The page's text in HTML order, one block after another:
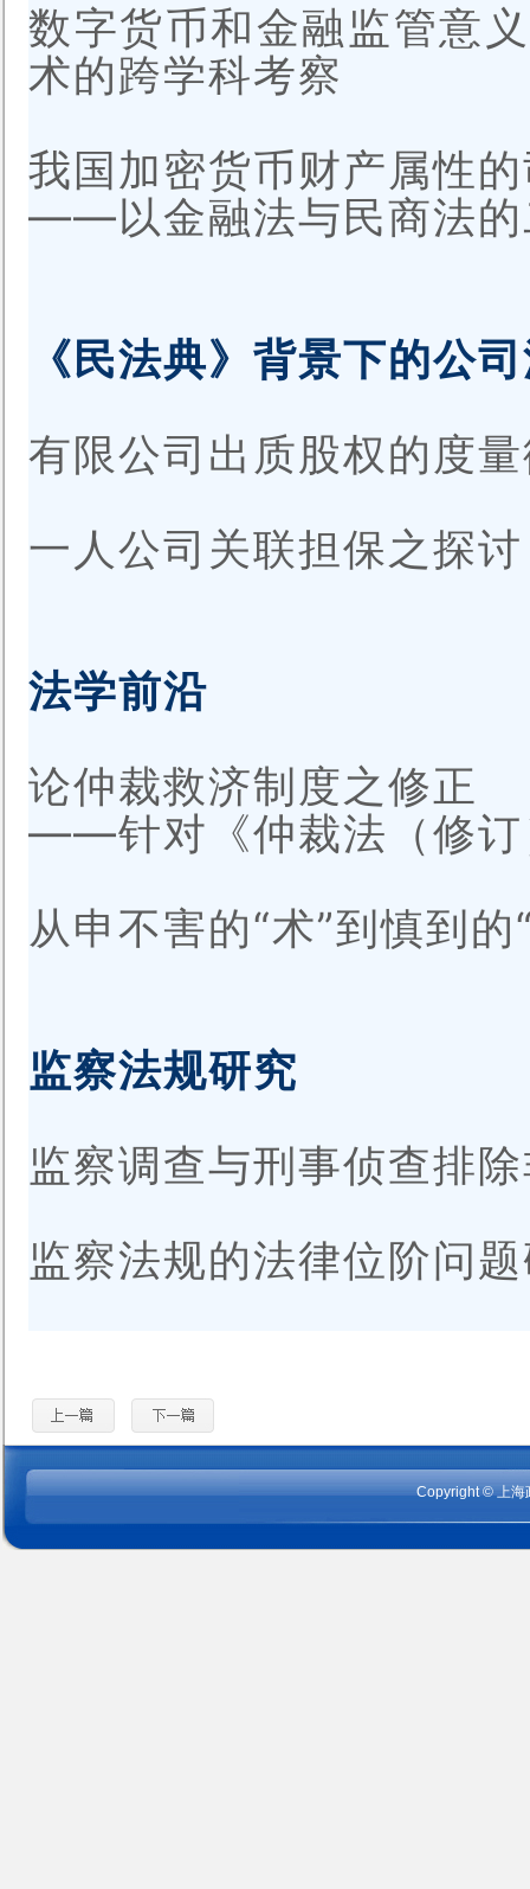
数字货币和金融监管意
术的跨学科考察
我国加密货币财产属性
——以金融法与民商法的
《民法典》背景下的公
有限公司出质股权的度
一人公司关联担保之探讨
法学前沿
论仲裁救济制度之修正
——针对《仲裁法（修订
从申不害的“术”到慎到的
监察法规研究
监察调查与刑事侦查排
监察法规的法律位阶问
Copyright©上海